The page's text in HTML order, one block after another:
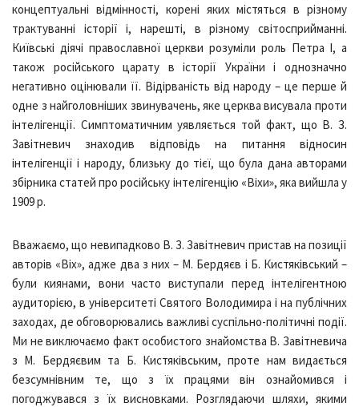
концептуальні відмінності, корені яких містяться в різному
трактуванні історії і, нарешті, в різному світосприйманні.
Київські діячі православної церкви розуміли роль Петра І, а
також російського царату в історії України і однозначно
негативно оцінювали її. Відірваність від народу – це перше й
одне з найголовніших звинувачень, яке церква висувала проти
інтелігенції. Симптоматичним уявляється той факт, що В. З.
Завітневич знаходив відповідь на питання відносин
інтелігенції і народу, близьку до тієї, що була дана авторами
збірника статей про російську інтелігенцію «Віхи», яка вийшла у
1909 р.
Вважаємо, що невипадково В. З. Завітневич пристав на позиції
авторів «Віх», адже два з них – М. Бердяєв і Б. Кистяківський –
були киянами, вони часто виступали перед інтелігентною
аудиторією, в університеті Святого Володимира і на публічних
заходах, де обговорювались важливі суспільно-політичні події.
Ми не виключаємо факт особистого знайомства В. Завітневича
з М. Бердяєвим та Б. Кистяківським, проте нам видається
безсумнівним те, що з їх працями він ознайомився і
погоджувався з їх висновками. Розглядаючи шляхи, якими